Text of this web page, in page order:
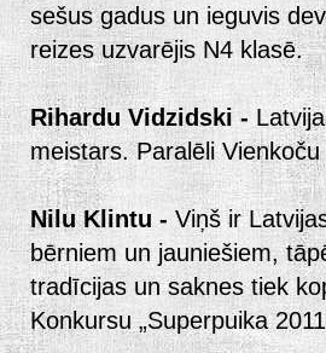
sešus gadus un ieguvis
reizes uzvarējis N4 klasē.
Rihardu Vidzidski -
meistars. Paralēli
Nilu Klintu - Viņš ir
bērniem un jauniešiem,
tradīcijas un saknes tiek
Konkursu „Superpuika